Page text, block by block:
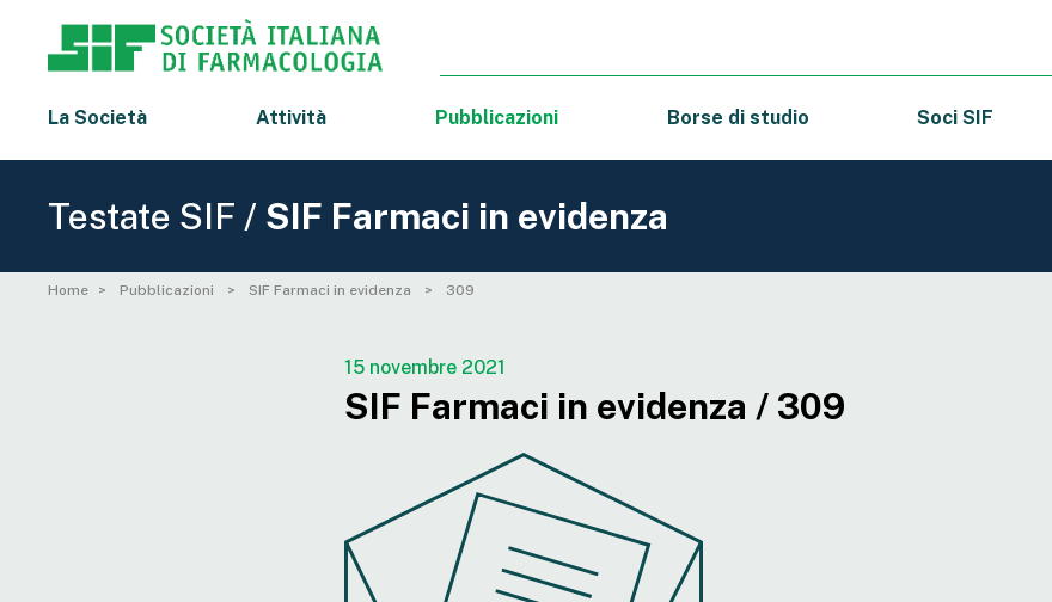
La Società Attività Pubblicazioni Borse di studio Soci SIF
Testate SIF / SIF Farmaci in evidenza
Home Pubblicazioni SIF Farmaci in evidenza 309
15 novembre 2021
SIF Farmaci in evidenza / 309